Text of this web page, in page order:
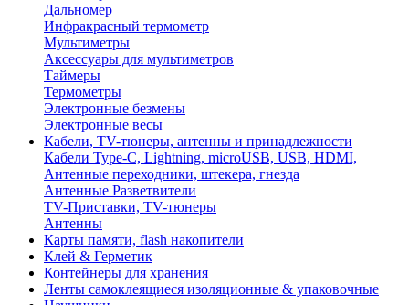
Дальномер
Инфракрасный термометр
Мультиметры
Аксессуары для мультиметров
Таймеры
Термометры
Электронные безмены
Электронные весы
Кабели, TV-тюнеры, антенны и принадлежности
Кабели Type-C, Lightning, microUSB, USB, HDMI,
Антенные переходники, штекера, гнезда
Антенные Разветвители
TV-Приставки, TV-тюнеры
Антенны
Карты памяти, flash накопители
Клей & Герметик
Контейнеры для хранения
Ленты самоклеящиеся изоляционные & упаковочные